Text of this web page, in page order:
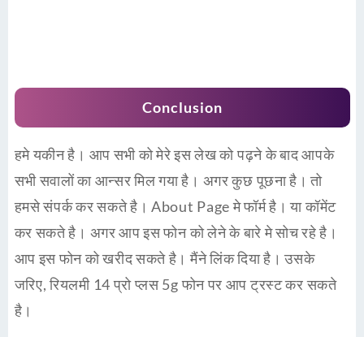
Conclusion
हमे यकीन है। आप सभी को मेरे इस लेख को पढ़ने के बाद आपके
सभी सवालों का आन्सर मिल गया है। अगर कुछ पूछना है। तो
हमसे संपर्क कर सकते है। About Page मे फॉर्म है। या कॉमेंट
कर सकते है। अगर आप इस फोन को लेने के बारे मे सोच रहे है।
आप इस फोन को खरीद सकते है। मैंने लिंक दिया है। उसके
जरिए, रियलमी 14 प्रो प्लस 5g फोन पर आप ट्रस्ट कर सकते
है।